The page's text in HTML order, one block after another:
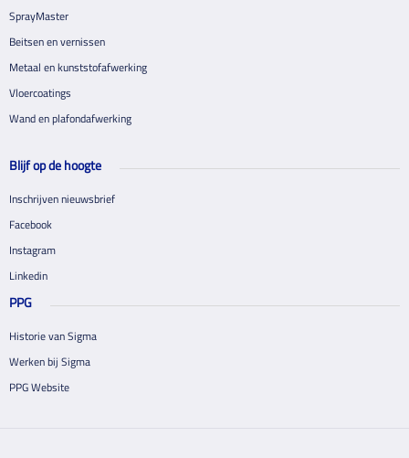
SprayMaster
Beitsen en vernissen
Metaal en kunststofafwerking
Vloercoatings
Wand en plafondafwerking
Blijf op de hoogte
Inschrijven nieuwsbrief
Facebook
Instagram
Linkedin
PPG
Historie van Sigma
Werken bij Sigma
PPG Website